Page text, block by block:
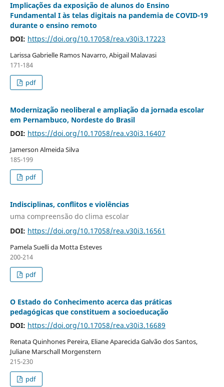
Implicações da exposição de alunos do Ensino
Fundamental I às telas digitais na pandemia de COVID-19
durante o ensino remoto
DOI: https://doi.org/10.17058/rea.v30i3.17223
Larissa Gabrielle Ramos Navarro, Abigail Malavasi
171-184
pdf
Modernização neoliberal e ampliação da jornada escolar
em Pernambuco, Nordeste do Brasil
DOI: https://doi.org/10.17058/rea.v30i3.16407
Jamerson Almeida Silva
185-199
pdf
Indisciplinas, conflitos e violências
uma compreensão do clima escolar
DOI: https://doi.org/10.17058/rea.v30i3.16561
Pamela Suelli da Motta Esteves
200-214
pdf
O Estado do Conhecimento acerca das práticas
pedagógicas que constituem a socioeducação
DOI: https://doi.org/10.17058/rea.v30i3.16689
Renata Quinhones Pereira, Eliane Aparecida Galvão dos Santos,
Juliane Marschall Morgenstern
215-230
pdf